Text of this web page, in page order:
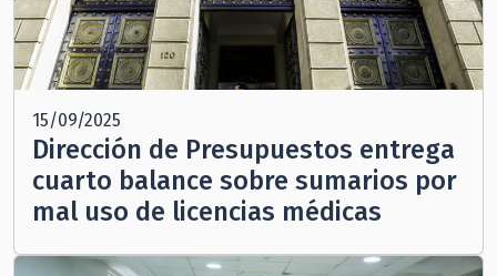
15/09/2025
Dirección de Presupuestos entrega
cuarto balance sobre sumarios por
mal uso de licencias médicas